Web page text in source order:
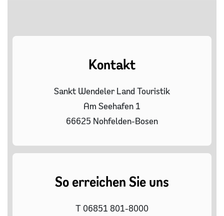
Kontakt
Sankt Wendeler Land Touristik
Am Seehafen 1
66625 Nohfelden-Bosen
So erreichen Sie uns
T 06851 801-8000